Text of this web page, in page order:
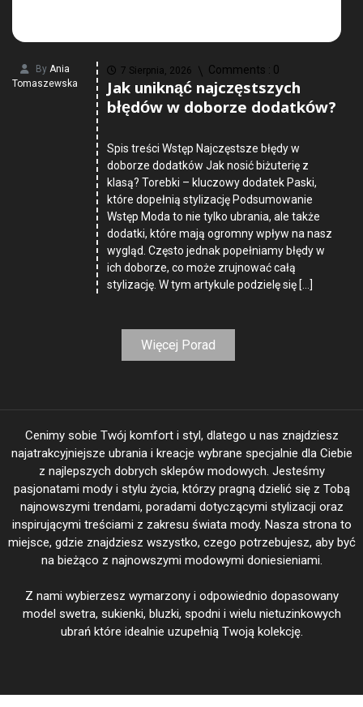
By Ania
Tomaszewska
7 Sierpnia, 2026 Comments : 0
Jak uniknąć najczęstszych
błędów w doborze dodatków?
Spis treści Wstęp Najczęstsze błędy w
doborze dodatków Jak nosić biżuterię z
klasą? Torebki – kluczowy dodatek Paski,
które dopełnią stylizację Podsumowanie
Wstęp Moda to nie tylko ubrania, ale także
dodatki, które mają ogromny wpływ na nasz
wygląd. Często jednak popełniamy błędy w
ich doborze, co może zrujnować całą
stylizację. W tym artykule podzielę się […]
Więcej Porad
Cenimy sobie Twój komfort i styl, dlatego u nas znajdziesz
najatrakcyjniejsze ubrania i kreacje wybrane specjalnie dla Ciebie
z najlepszych dobrych sklepów modowych. Jesteśmy
pasjonatami mody i stylu życia, którzy pragną dzielić się z Tobą
najnowszymi trendami, poradami dotyczącymi stylizacji oraz
inspirującymi treściami z zakresu świata mody. Nasza strona to
miejsce, gdzie znajdziesz wszystko, czego potrzebujesz, aby być
na bieżąco z najnowszymi modowymi doniesieniami.
Z nami wybierzesz wymarzony i odpowiednio dopasowany
model swetra, sukienki, bluzki, spodni i wielu nietuzinkowych
ubrań które idealnie uzupełnią Twoją kolekcję.